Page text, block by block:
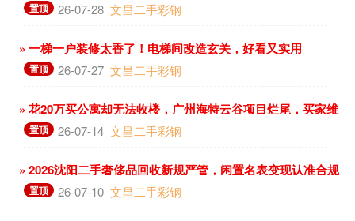
置顶 26-07-28 文昌二手彩钢
» 一梯一户装修太香了！电梯间改造玄关，好看又实用
置顶 26-07-27 文昌二手彩钢
» 花20万买公寓却无法收楼，广州海特云谷项目烂尾，买家维
权难
置顶 26-07-14 文昌二手彩钢
» 2026沈阳二手奢侈品回收新规严管，闲置名表变现认准合规
店置顶 26-07-10 文昌二手彩钢